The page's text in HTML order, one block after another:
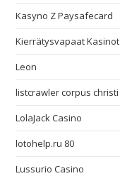
Kasyno Z Paysafecard
Kierrätysvapaat Kasinot
Leon
listcrawler corpus christi
LolaJack Casino
lotohelp.ru 80
Lussurio Casino